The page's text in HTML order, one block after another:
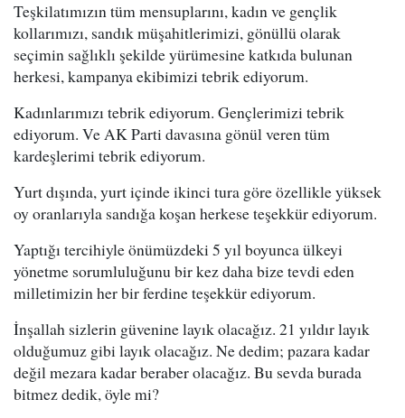
Teşkilatımızın tüm mensuplarını, kadın ve gençlik
kollarımızı, sandık müşahitlerimizi, gönüllü olarak
seçimin sağlıklı şekilde yürümesine katkıda bulunan
herkesi, kampanya ekibimizi tebrik ediyorum.
Kadınlarımızı tebrik ediyorum. Gençlerimizi tebrik
ediyorum. Ve AK Parti davasına gönül veren tüm
kardeşlerimi tebrik ediyorum.
Yurt dışında, yurt içinde ikinci tura göre özellikle yüksek
oy oranlarıyla sandığa koşan herkese teşekkür ediyorum.
Yaptığı tercihiyle önümüzdeki 5 yıl boyunca ülkeyi
yönetme sorumluluğunu bir kez daha bize tevdi eden
milletimizin her bir ferdine teşekkür ediyorum.
İnşallah sizlerin güvenine layık olacağız. 21 yıldır layık
olduğumuz gibi layık olacağız. Ne dedim; pazara kadar
değil mezara kadar beraber olacağız. Bu sevda burada
bitmez dedik, öyle mi?